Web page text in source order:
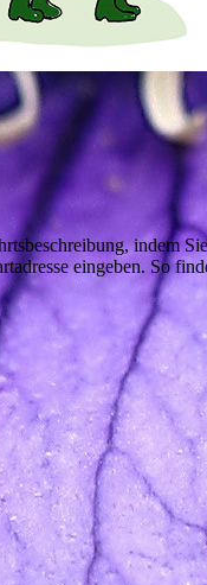
indem
eingeben. So